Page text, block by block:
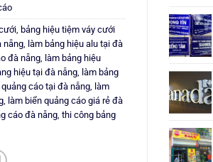
, bảng hiệu tiệm váy cưới
nẵng, làm bảng hiệu alu tại đà
đà nẵng, làm bảng hiệu
hiệu tại đà nẵng, làm bảng
quảng cáo tại đà nẵng, làm
, làm biển quảng cáo giá rẻ đà
cáo đà nẵng, thi công bảng